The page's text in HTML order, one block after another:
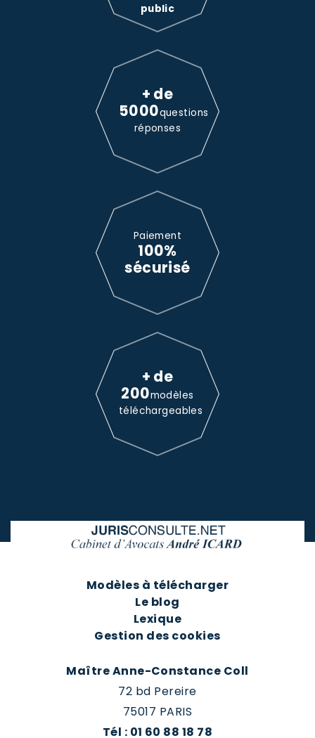
public
+ de
5000questions
réponses
Paiement
100%
sécurisé
+ de
200modèles
téléchargeables
Modèles à télécharger
Le blog
Lexique
Gestion des cookies
Maître Anne-Constance Coll
72 bd Pereire
75017 PARIS
Tél : 01 60 88 18 78